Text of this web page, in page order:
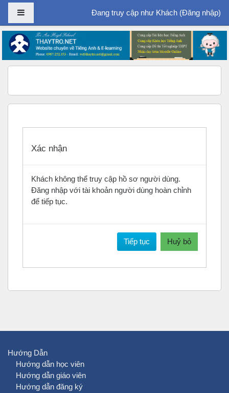
Chuyển tới nội dung chính
Bảng điều khiển cạnhĐang truy cập như Khách (Đăng nhập)
Xác nhận
Khách không thể truy cập hồ sơ người dùng.
Đăng nhập với tài khoản người dùng hoàn chỉnh
để tiếp tục.
Tiếp tục Huỷ bỏ
Hướng Dẫn
Hướng dẫn học viên
Hướng dẫn giáo viên
Hướng dẫn đăng ký